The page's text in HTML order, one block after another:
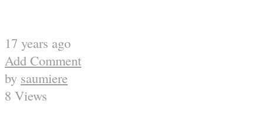
17 years ago
Add Comment
by saumiere
8 Views